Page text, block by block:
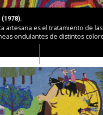
artesana es el tratamiento de
ondulantes de distintos